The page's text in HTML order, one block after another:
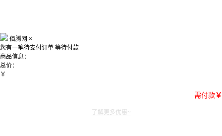
佰腾网 ×
您有一笔待支付订单 等待付款
商品信息：
总价：
￥
需付款￥
了解更多优惠~